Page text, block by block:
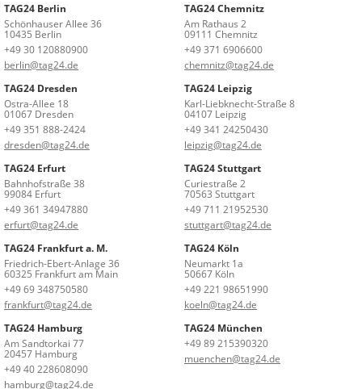
TAG24 Berlin
Schönhauser Allee 36
10435 Berlin
+49 30 120880900
berlin@tag24.de
TAG24 Chemnitz
Am Rathaus 2
09111 Chemnitz
+49 371 6906600
chemnitz@tag24.de
TAG24 Dresden
Ostra-Allee 18
01067 Dresden
+49 351 888-2424
dresden@tag24.de
TAG24 Leipzig
Karl-Liebknecht-Straße 8
04107 Leipzig
+49 341 24250430
leipzig@tag24.de
TAG24 Erfurt
Bahnhofstraße 38
99084 Erfurt
+49 361 34947880
erfurt@tag24.de
TAG24 Stuttgart
Curiestraße 2
70563 Stuttgart
+49 711 21952530
stuttgart@tag24.de
TAG24 Frankfurt a. M.
Friedrich-Ebert-Anlage 36
60325 Frankfurt am Main
+49 69 348750580
frankfurt@tag24.de
TAG24 Köln
Neumarkt 1a
50667 Köln
+49 221 98651990
koeln@tag24.de
TAG24 Hamburg
Am Sandtorkai 77
20457 Hamburg
+49 40 228608090
hamburg@tag24.de
TAG24 München
+49 89 215390320
muenchen@tag24.de